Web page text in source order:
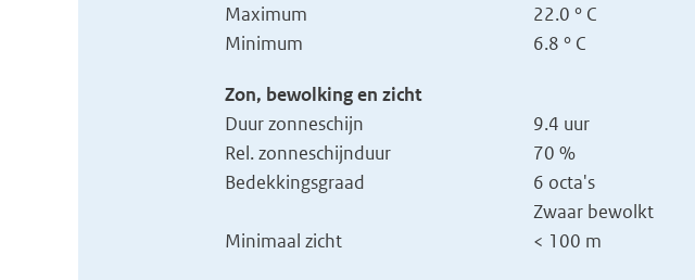
Maximum
22.0 ° C
Minimum
6.8 ° C
Zon, bewolking en zicht
Duur zonneschijn
9.4 uur
Rel. zonneschijnduur
70 %
Bedekkingsgraad
6 octa's
Zwaar bewolkt
Minimaal zicht
< 100 m